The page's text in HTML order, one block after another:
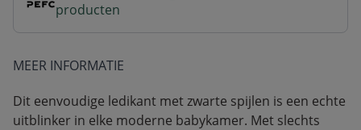
producten
MEER INFORMATIE
Dit eenvoudige ledikant met zwarte spijlen is een echte
uitblinker in elke moderne babykamer. Met slechts